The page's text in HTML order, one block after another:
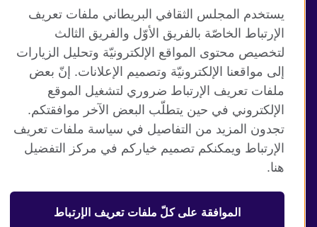
YouTube RSS
TikTok
موقع المجلس الثقافي البريطاني العالمي
الخصوصية وشروط الاستخدام
ملفات تعريف الإرتباط
خارطة الموقع
يستخدم المجلس الثقافي البريطاني ملفات تعريف
الإرتباط الخاصّة بالفريق الأوّل والفريق الثالث
لتخصيص محتوى المواقع الإلكترونيّة وتحليل الزيارات
إلى مواقعنا الإلكترونيّة وتصميم الإعلانات. إنّ بعض
ملفات تعريف الإرتباط ضروري لتشغيل الموقع
الإلكتروني في حين يتطلّب البعض الآخر موافقتكم.
تجدون المزيد من التفاصيل في سياسة ملفات تعريف
الإرتباط ويمكنكم تصميم خياركم في مركز التفضيل
هنا.
الموافقة على كلّ ملفات تعريف الإرتباط